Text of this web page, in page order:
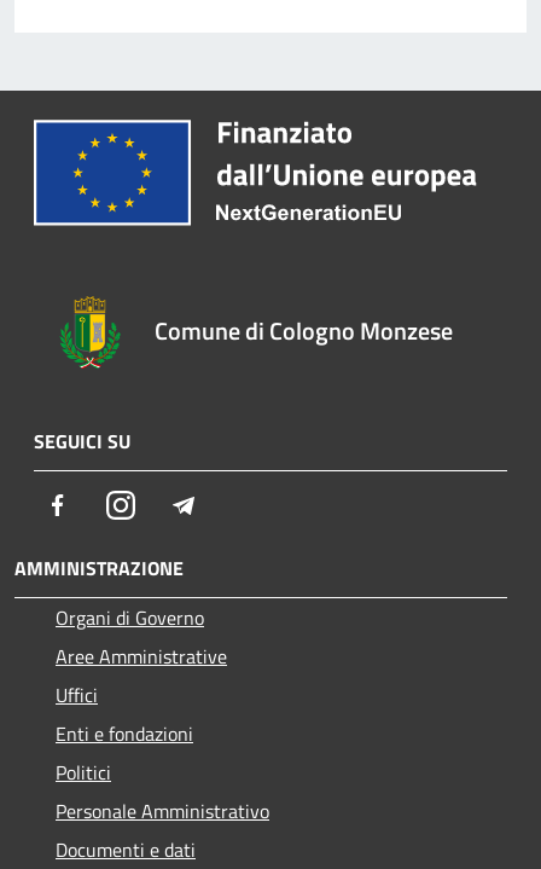
Comune di Cologno Monzese
SEGUICI SU
FacebookInstagram
AMMINISTRAZIONE
Organi di Governo
Aree Amministrative
Uffici
Enti e fondazioni
Politici
Personale Amministrativo
Documenti e dati